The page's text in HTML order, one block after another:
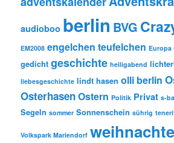
audioboo berlin BVG
EM2008 engelchen teufelchen Europa
gedicht geschichte heiligabend
liebesgeschichte lindt hasen olli berlin
OsterhasenOstern Politik Privat s-
Segeln sommer Sonnenschein sührig
Volkspark Mariendorf